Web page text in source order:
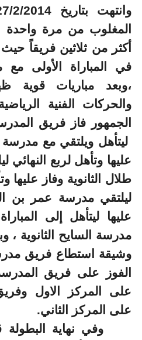
المغلوب من مرة
أكثر من ثلاثين فريقاً
في المباراة الأولى مع
،وبعد مباريات قوية
والحركات الفنية
الجمهور فاز فريق
ليتأهل ويلتقي مع مدرسة
عليها وتأهل لربع
طلال الثانوية وفاز
ليلتقي مدرسة عمر بن
عليها ليتأهل إلى
مدرسة السايح الثانوية ،
وشيقة استطاع فريق
الفوز على فريق
على المركز الاول
على المركز الثاني.
وفي نهاية البطولة